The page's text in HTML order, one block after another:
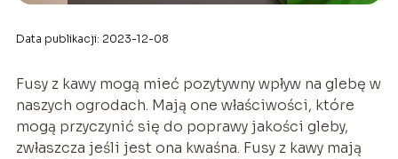
Data publikacji: 2023-12-08
Fusy z kawy mogą mieć pozytywny wpływ na glebę w
naszych ogrodach. Mają one właściwości, które
mogą przyczynić się do poprawy jakości gleby,
zwłaszcza jeśli jest ona kwaśna. Fusy z kawy mają